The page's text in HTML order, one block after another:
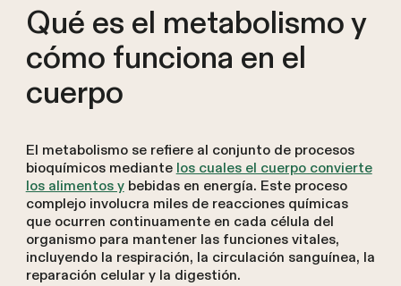
Qué es el metabolismo y
cómo funciona en el
cuerpo
El metabolismo se refiere al conjunto de procesos
bioquímicos mediante los cuales el cuerpo convierte
los alimentos ybebidas en energía. Este proceso
complejo involucra miles de reacciones químicas
que ocurren continuamente en cada célula del
organismo para mantener las funciones vitales,
incluyendo la respiración, la circulación sanguínea, la
reparación celular y la digestión.